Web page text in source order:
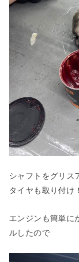
シャフトをグリス
タイヤも取り付け！
エンジンも簡単に
ルしたので